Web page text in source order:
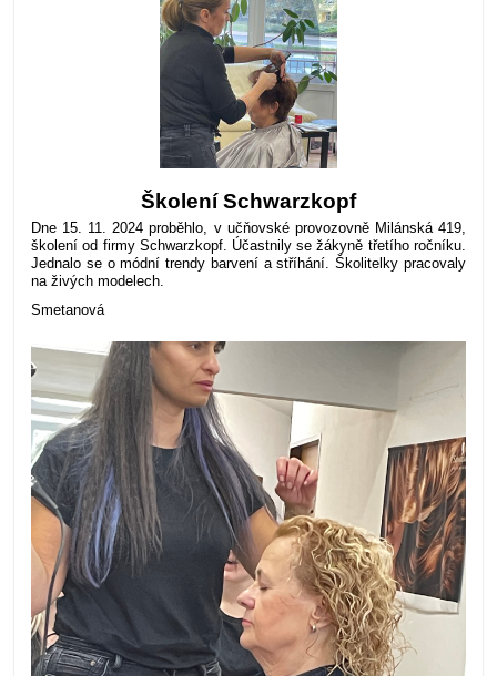
Školení Schwarzkopf
Dne 15. 11. 2024 proběhlo, v učňovské provozovně Milánská 419,
školení od firmy Schwarzkopf. Účastnily se žákyně třetího ročníku.
Jednalo se o módní trendy barvení a stříhání. Školitelky pracovaly
na živých modelech.
Smetanová